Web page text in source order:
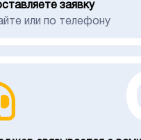
заявку
или по телефону